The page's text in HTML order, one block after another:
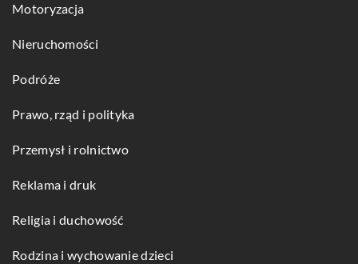
Motoryzacja
Nieruchomości
Podróże
Prawo, rząd i polityka
Przemysł i rolnictwo
Reklama i druk
Religia i duchowość
Rodzina i wychowanie dzieci